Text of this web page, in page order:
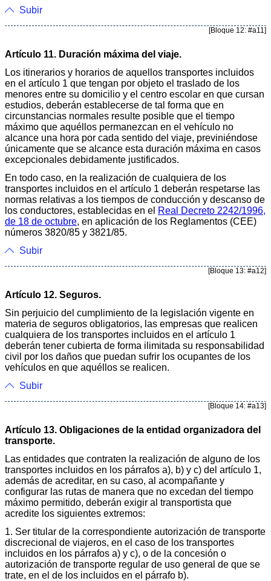
Subir
[Bloque 12: #a11]
Artículo 11. Duración máxima del viaje.
Los itinerarios y horarios de aquellos transportes incluidos
en el artículo 1 que tengan por objeto el traslado de los
menores entre su domicilio y el centro escolar en que cursan
estudios, deberán establecerse de tal forma que en
circunstancias normales resulte posible que el tiempo
máximo que aquéllos permanezcan en el vehículo no
alcance una hora por cada sentido del viaje, previniéndose
únicamente que se alcance esta duración máxima en casos
excepcionales debidamente justificados.
En todo caso, en la realización de cualquiera de los
transportes incluidos en el artículo 1 deberán respetarse las
normas relativas a los tiempos de conducción y descanso de
los conductores, establecidas en el Real Decreto 2242/1996,
de 18 de octubre, en aplicación de los Reglamentos (CEE)
números 3820/85 y 3821/85.
Subir
[Bloque 13: #a12]
Artículo 12. Seguros.
Sin perjuicio del cumplimiento de la legislación vigente en
materia de seguros obligatorios, las empresas que realicen
cualquiera de los transportes incluidos en el artículo 1
deberán tener cubierta de forma ilimitada su responsabilidad
civil por los daños que puedan sufrir los ocupantes de los
vehículos en que aquéllos se realicen.
Subir
[Bloque 14: #a13]
Artículo 13. Obligaciones de la entidad organizadora del
transporte.
Las entidades que contraten la realización de alguno de los
transportes incluidos en los párrafos a), b) y c) del artículo 1,
además de acreditar, en su caso, al acompañante y
configurar las rutas de manera que no excedan del tiempo
máximo permitido, deberán exigir al transportista que
acredite los siguientes extremos:
1. Ser titular de la correspondiente autorización de transporte
discrecional de viajeros, en el caso de los transportes
incluidos en los párrafos a) y c), o de la concesión o
autorización de transporte regular de uso general de que se
trate, en el de los incluidos en el párrafo b).